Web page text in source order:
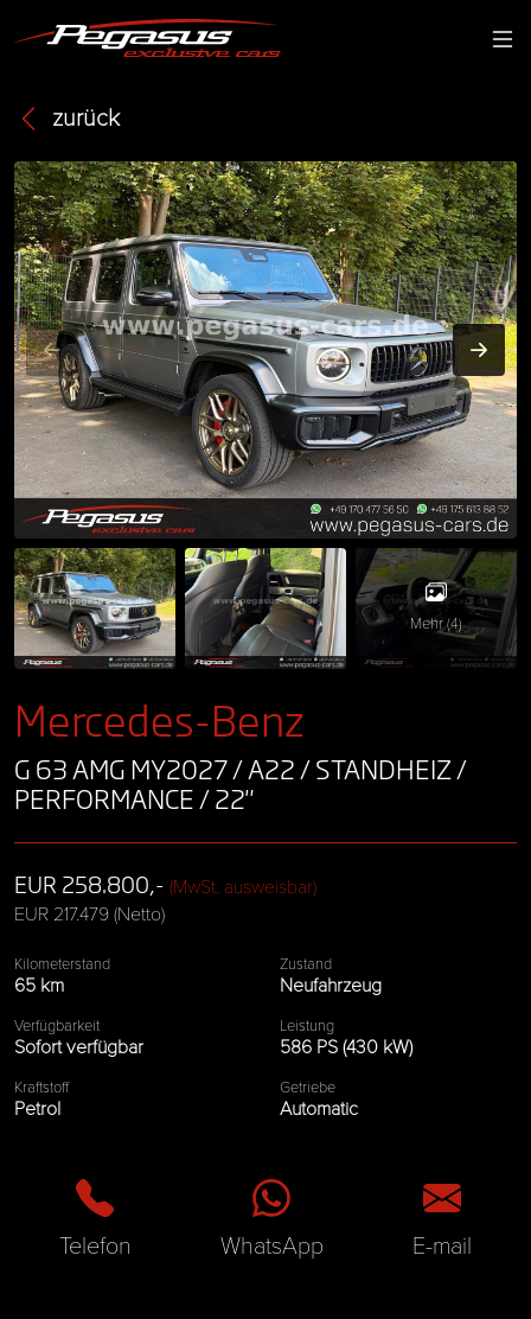
zurück
Mehr (4)
Mercedes-Benz
G 63 AMG MY2027 / A22 / STANDHEIZ /
PERFORMANCE / 22"
EUR 258.800,- (MwSt. ausweisbar)
EUR 217.479 (Netto)
Kilometerstand
65 km
Zustand
Neufahrzeug
Verfügbarkeit
Sofort verfügbar
Leistung
586 PS (430 kW)
Kraftstoff
Petrol
Getriebe
Automatic
Telefon WhatsApp E-mail